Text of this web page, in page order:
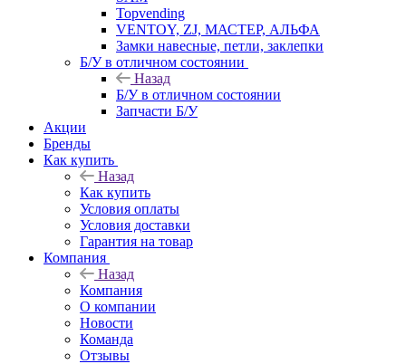
Topvending
VENTOY, ZJ, МАСТЕР, АЛЬФА
Замки навесные, петли, заклепки
Б/У в отличном состоянии
Назад
Б/У в отличном состоянии
Запчасти Б/У
Акции
Бренды
Как купить
Назад
Как купить
Условия оплаты
Условия доставки
Гарантия на товар
Компания
Назад
Компания
О компании
Новости
Команда
Отзывы